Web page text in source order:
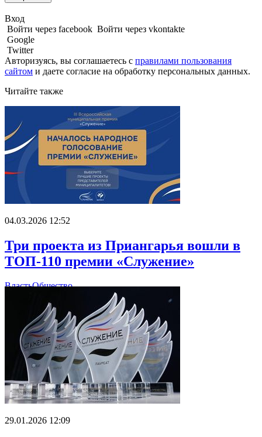
Вход
Войти через facebook Войти через vkontakte
Google
Twitter
Авторизуясь, вы соглашаетесь с правилами пользования
сайтом и даете согласие на обработку персональных данных.
Читайте также
04.03.2026 12:52
Три проекта из Приангарья вошли в
ТОП-110 премии «Служение»
ВластьОбщество
29.01.2026 12:09